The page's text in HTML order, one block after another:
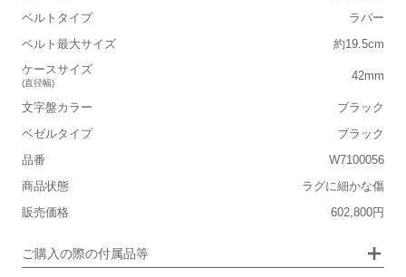
ベルトタイプ
ラバー
ベルト最大サイズ
約19.5cm
ケースサイズ
(直径幅)
42mm
文字盤カラー
ブラック
ベゼルタイプ
ブラック
品番
W7100056
商品状態
ラグに細かな傷
販売価格
602,800円
ご購入の際の付属品等
■重さ(ベルト込み)
■ケースの大きさ
小さい 大きい
■装飾感
カジュアル ビジネス